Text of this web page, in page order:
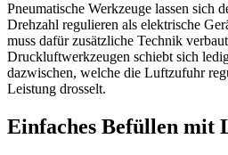
Pneumatische Werkzeuge lassen sich
Drehzahl regulieren als elektrische
muss dafür zusätzliche Technik
Druckluftwerkzeugen schiebt sich
dazwischen, welche die Luftzufuhr
Leistung drosselt.
Einfaches Befüllen mit